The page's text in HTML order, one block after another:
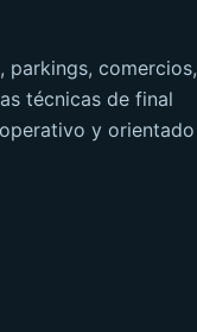
parkings, comercios,
técnicas de final
y orientado